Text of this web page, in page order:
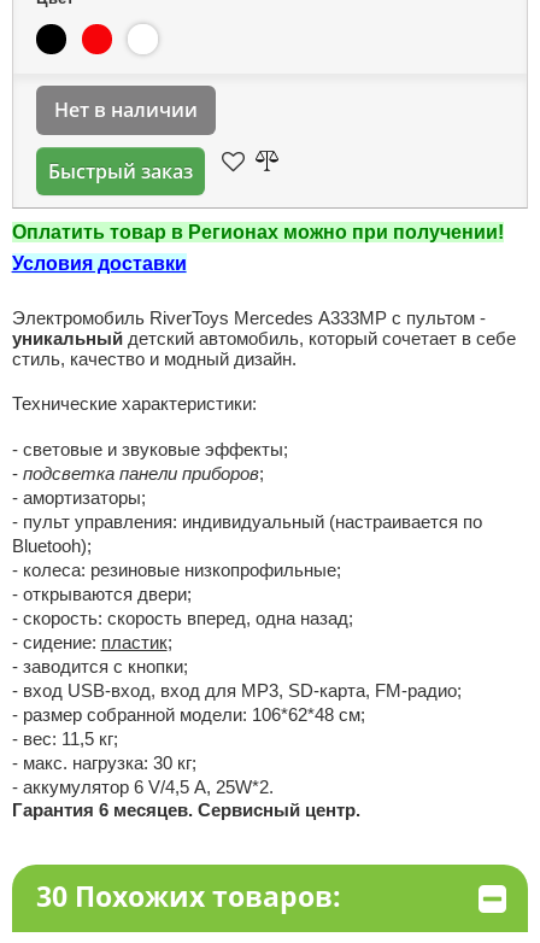
Нет в наличии
Быстрый заказ
Оплатить товар в Регионах можно при получении!
Условия доставки
Электромобиль RiverToys Mercedes А333МР с пультом -
уникальныйдетский автомобиль, который сочетает в себе
стиль, качество и модный дизайн.
Технические характеристики:
- световые и звуковые эффекты;
- подсветка панели приборов;
- амортизаторы;
- пульт управления: индивидуальный (настраивается по
Bluetooh);
- колеса: резиновые низкопрофильные;
- открываются двери;
- скорость: скорость вперед, одна назад;
- сидение: пластик;
- заводится с кнопки;
- вход USB-вход, вход для MP3, SD-карта, FM-радио;
- размер собранной модели: 106*62*48 см;
- вес: 11,5 кг;
- макс. нагрузка: 30 кг;
- аккумулятор 6 V/4,5 А, 25W*2.
Гарантия 6 месяцев. Сервисный центр.
30 Похожих товаров: